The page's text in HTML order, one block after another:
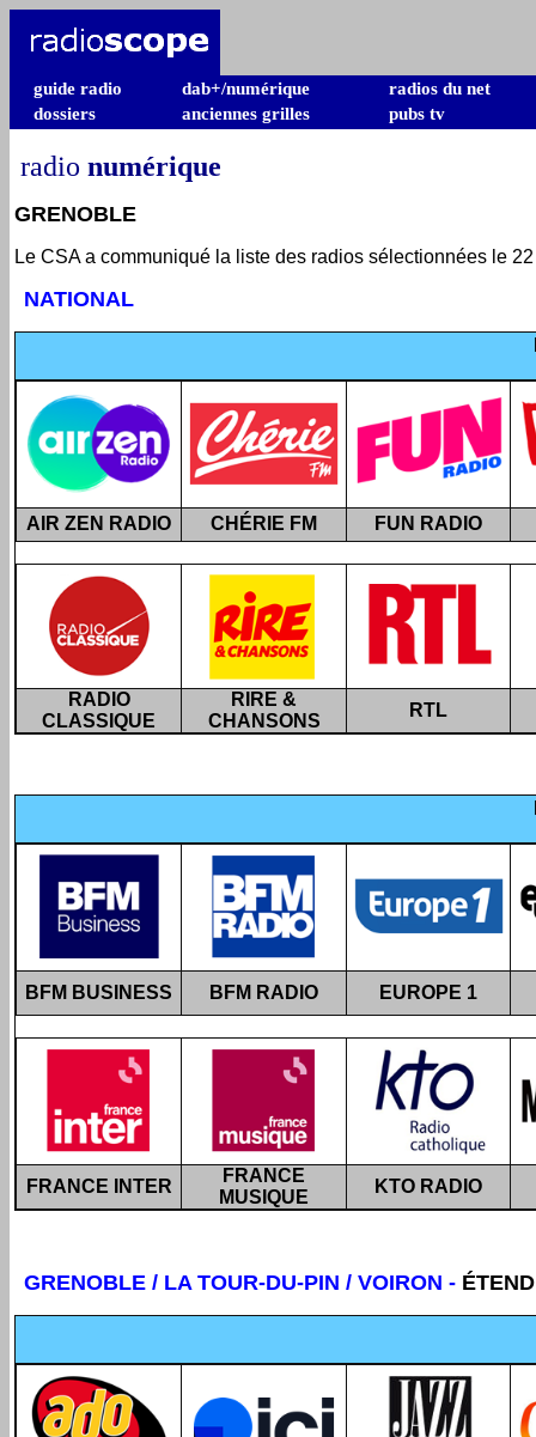
guide radio dab+/numérique
radios du net
dossiers
anciennes grilles pubs tv
radio numérique
GRENOBLE
Le CSA a communiqué la liste des radios sélectionnées le
NATIONAL
AIR ZEN RADIO CHÉRIE FM FUN RADIO
RADIO
CLASSIQUE
RIRE &
CHANSONS
RTL
BFM BUSINESS BFM RADIO EUROPE 1
FRANCE INTER
FRANCE
MUSIQUE
KTO RADIO
GRENOBLE / LA TOUR-DU-PIN / VOIRON -